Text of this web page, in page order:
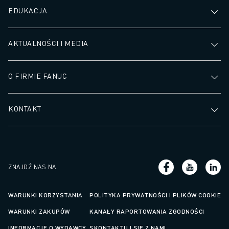
EDUKACJA
AKTUALNOŚCI I MEDIA
O FIRMIE FANUC
KONTAKT
ZNAJDŹ NAS NA:
WARUNKI KORZYSTANIA POLITYKA PRYWATNOŚCI I PLIKÓW COOKIE
WARUNKI ZAKUPÓW KANAŁY RAPORTOWANIA ZGODNOŚCI